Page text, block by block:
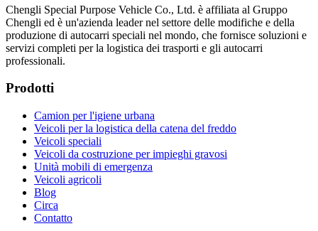
Chengli Special Purpose Vehicle Co., Ltd. è affiliata al Gruppo
Chengli ed è un'azienda leader nel settore delle modifiche e della
produzione di autocarri speciali nel mondo, che fornisce soluzioni e
servizi completi per la logistica dei trasporti e gli autocarri
professionali.
Prodotti
Camion per l'igiene urbana
Veicoli per la logistica della catena del freddo
Veicoli speciali
Veicoli da costruzione per impieghi gravosi
Unità mobili di emergenza
Veicoli agricoli
Blog
Circa
Contatto